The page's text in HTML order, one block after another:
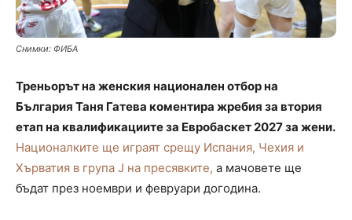
Снимки: ФИБА
Треньорът на женския национален отбор на
България Таня Гатева коментира жребия за втория
етап на квалификациите за Евробаскет 2027 за жени.
Националките ще играят срещу Испания, Чехия и
Хърватия в група J на пресявките, а мачовете ще
бъдат през ноември и февруари догодина.